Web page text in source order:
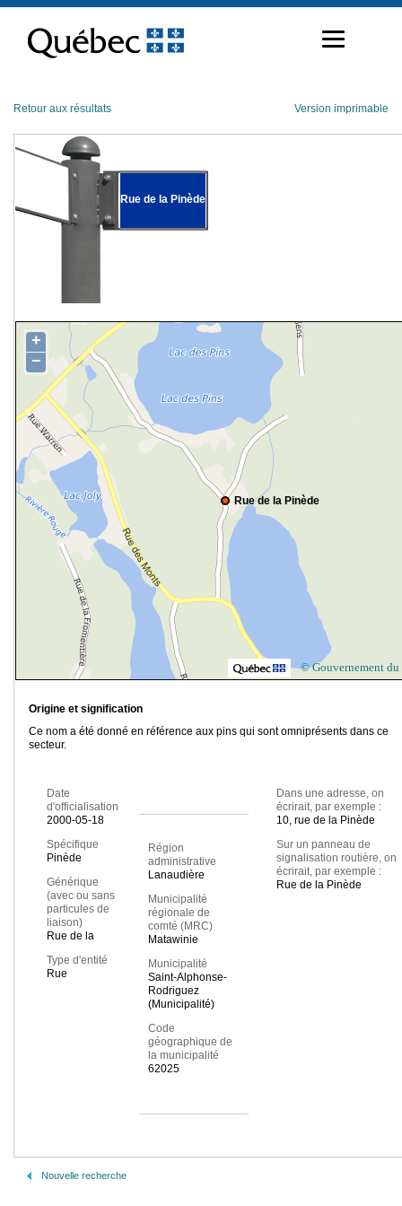
contenu
Retour aux résultats Version imprimable
Rue de la Pinède
Rue de la Pinède
+
−
© Gouvernement du
Origine et signification
Ce nom a été donné en référence aux pins qui sont omniprésents dans ce
secteur.
Date
d'officialisation
2000-05-18
Spécifique
Pinède
Générique
(avec ou sans
particules de
liaison)
Rue de la
Type d'entité
Rue
Région
administrative
Lanaudière
Municipalité
régionale de
comté (MRC)
Matawinie
Municipalité
Saint-Alphonse-
Rodriguez
(Municipalité)
Code
géographique de
la municipalité
62025
Dans une adresse, on
écrirait, par exemple :
10, rue de la Pinède
Sur un panneau de
signalisation routière, on
écrirait, par exemple :
Rue de la Pinède
Nouvelle recherche